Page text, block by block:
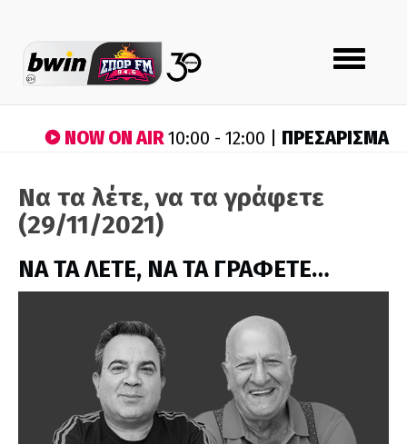
Toggle
navigation
NOW ON AIR10:00 - 12:00 | ΠΡΕΣΑΡΙΣΜΑ
Να τα λέτε, να τα γράφετε
(29/11/2021)
ΝΑ ΤΑ ΛΕΤΕ, ΝΑ ΤΑ ΓΡΑΦΕΤΕ…